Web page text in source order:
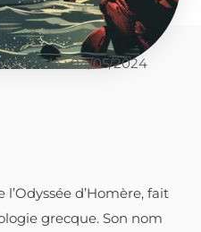
le : 04/05/2024
d’Homère, fait
grecque. Son nom